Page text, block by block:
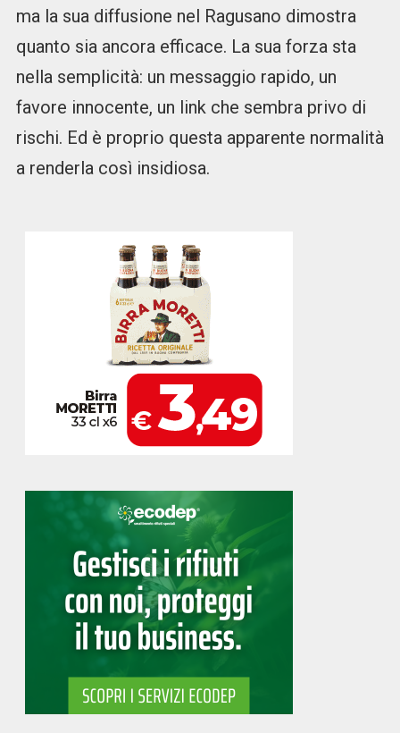
ma la sua diffusione nel Ragusano dimostra
quanto sia ancora efficace. La sua forza sta
nella semplicità: un messaggio rapido, un
favore innocente, un link che sembra privo di
rischi. Ed è proprio questa apparente normalità
a renderla così insidiosa.